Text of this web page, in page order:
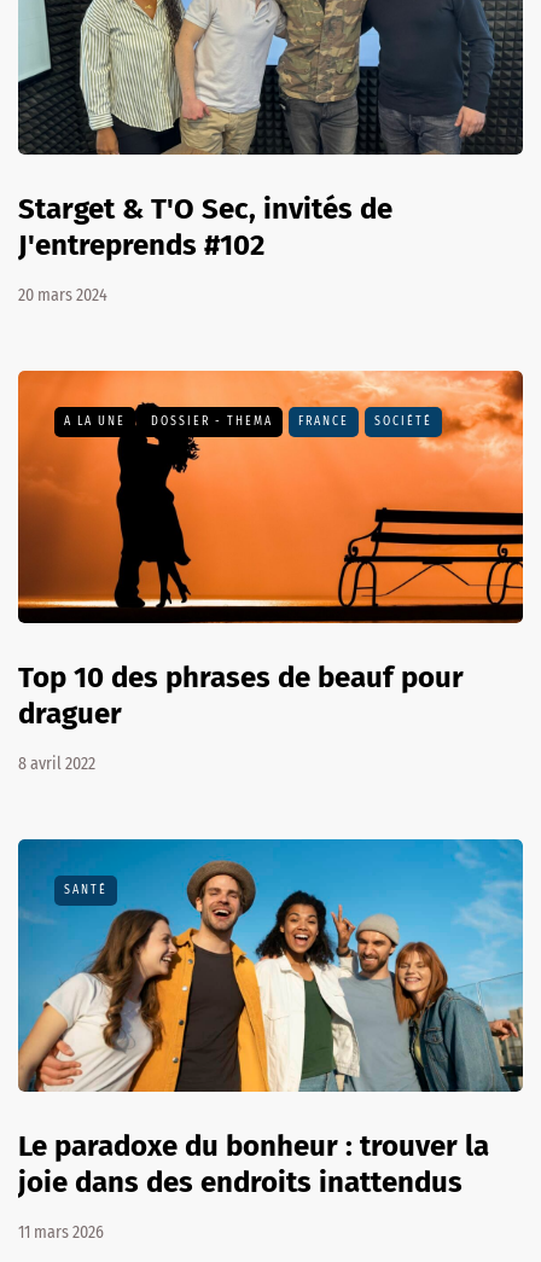
Starget & T'O Sec, invités de
J'entreprends #102
20 mars 2024
A LA UNE DOSSIER - THEMA FRANCE SOCIÉTÉ
Top 10 des phrases de beauf pour
draguer
8 avril 2022
SANTÉ
Le paradoxe du bonheur : trouver la
joie dans des endroits inattendus
11 mars 2026